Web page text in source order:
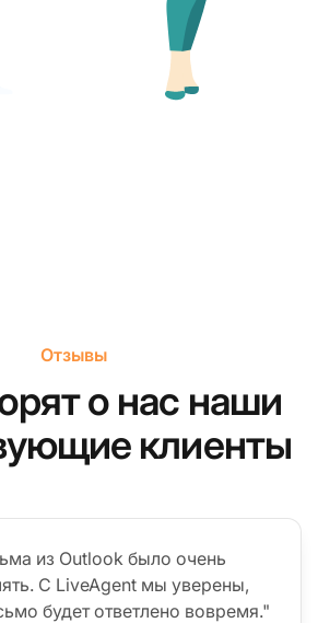
Отзывы
о нас наши
клиенты
из Outlook было очень
С LiveAgent мы уверены,
будет ответлено вовремя."